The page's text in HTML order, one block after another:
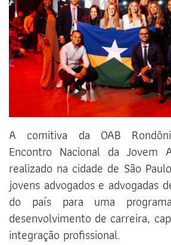
A comitiva da OAB
Encontro Nacional da Jovem
realizado na cidade de São
jovens advogados e advogadas
do país para uma
desenvolvimento de carreira,
integração profissional.